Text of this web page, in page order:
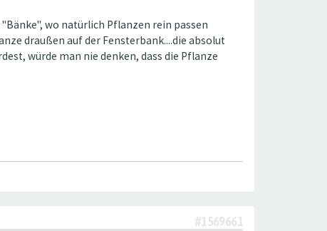
wo natürlich Pflanzen rein passen
draußen auf der Fensterbank....die absolut
würde man nie denken, dass die Pflanze
#1569661